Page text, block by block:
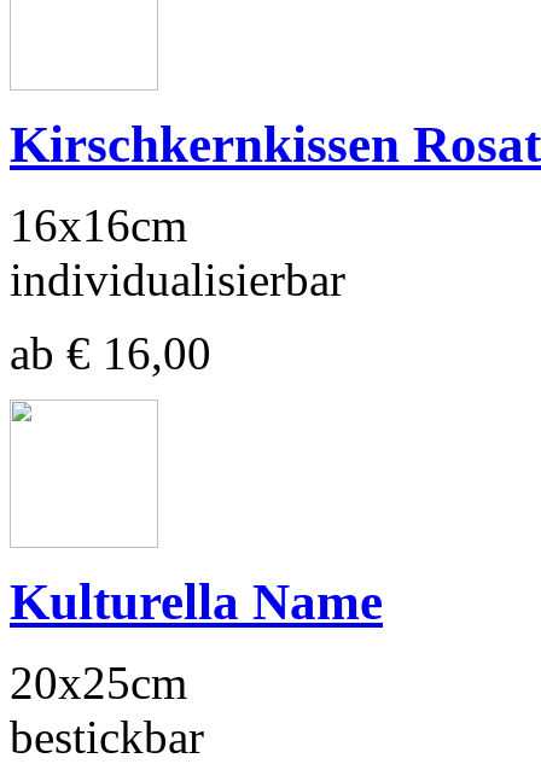
Kirschkernkissen
16x16cm
individualisierbar
ab € 16,00
Kulturella Name
20x25cm
bestickbar